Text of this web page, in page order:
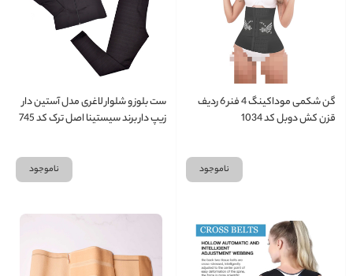
گن شکمی موداکینگ 4 فنر 6 ردیف
قزن کش دوبل کد 1034
ناموجود
ست بلوز و شلوار لاغری مدل آستین دار
زیپ دار برند سیستینا اصل ترک کد 745
ناموجود